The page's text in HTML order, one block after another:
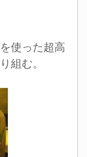
使った超高
組む。